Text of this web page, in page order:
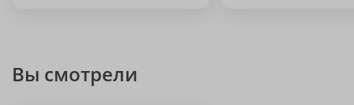
Вы смотрели